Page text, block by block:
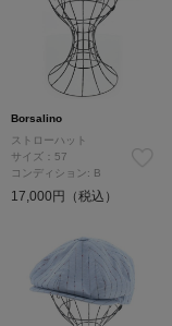
Borsalino
ストローハット
サイズ：57
コンディション: B
17,000円（税込）